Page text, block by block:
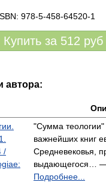
978-5-458-64520-1
Купить за 512 руб
автора:
/
"Сумма теологии"
важнейших книг
Средневековья,
выдающегося… —
Подробнее...